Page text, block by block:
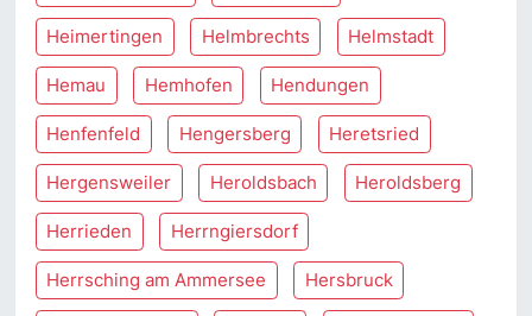
Heimertingen Helmbrechts Helmstadt
Hemau Hemhofen Hendungen
Henfenfeld Hengersberg Heretsried
Hergensweiler Heroldsbach Heroldsberg
Herrieden Herrngiersdorf
Herrsching am Ammersee Hersbruck